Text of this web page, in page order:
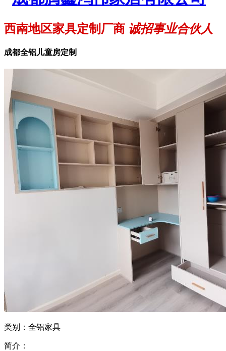
西南地区家具定制厂商 诚招事业合伙人
成都全铝儿童房定制
类别：全铝家具
简介：